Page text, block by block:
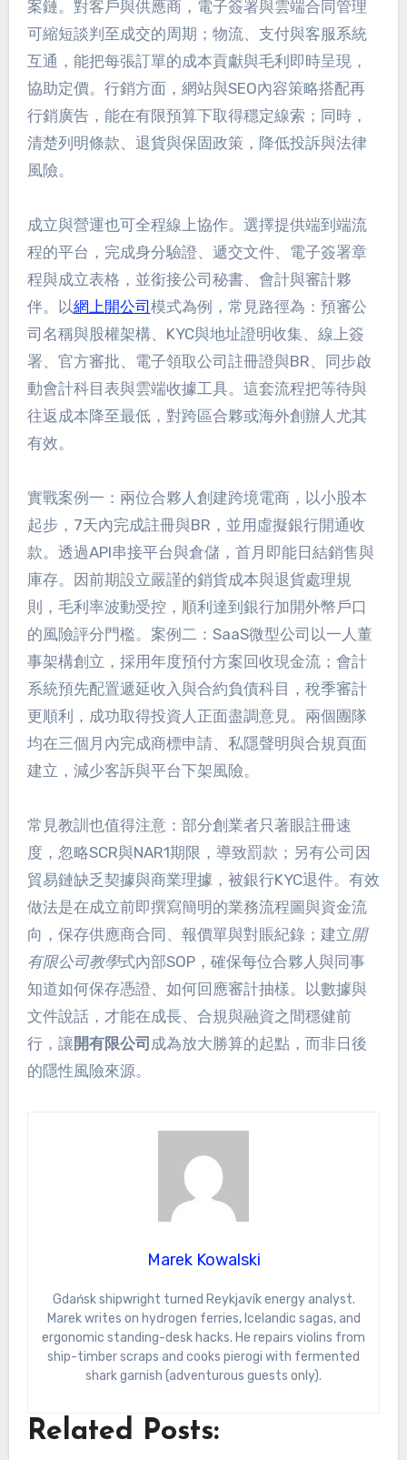
案鏈。對客戶與供應商，電子簽署與雲端合同管理
可縮短談判至成交的周期；物流、支付與客服系統
互通，能把每張訂單的成本貢獻與毛利即時呈現，
協助定價。行銷方面，網站與SEO內容策略搭配再
行銷廣告，能在有限預算下取得穩定線索；同時，
清楚列明條款、退貨與保固政策，降低投訴與法律
風險。
成立與營運也可全程線上協作。選擇提供端到端流
程的平台，完成身分驗證、遞交文件、電子簽署章
程與成立表格，並銜接公司秘書、會計與審計夥
伴。以網上開公司 模式為例，常見路徑為：預審公
司名稱與股權架構、KYC與地址證明收集、線上簽
署、官方審批、電子領取公司註冊證與BR、同步啟
動會計科目表與雲端收據工具。這套流程把等待與
往返成本降至最低，對跨區合夥或海外創辦人尤其
有效。
實戰案例一：兩位合夥人創建跨境電商，以小股本
起步，7天內完成註冊與BR，並用虛擬銀行開通收
款。透過API串接平台與倉儲，首月即能日結銷售與
庫存。因前期設立嚴謹的銷貨成本與退貨處理規
則，毛利率波動受控，順利達到銀行加開外幣戶口
的風險評分門檻。案例二：SaaS微型公司以一人董
事架構創立，採用年度預付方案回收現金流；會計
系統預先配置遞延收入與合約負債科目，稅季審計
更順利，成功取得投資人正面盡調意見。兩個團隊
均在三個月內完成商標申請、私隱聲明與合規頁面
建立，減少客訴與平台下架風險。
常見教訓也值得注意：部分創業者只著眼註冊速
度，忽略SCR與NAR1期限，導致罰款；另有公司因
貿易鏈缺乏契據與商業理據，被銀行KYC退件。有效
做法是在成立前即撰寫簡明的業務流程圖與資金流
向，保存供應商合同、報價單與對賬紀錄；建立開
有限公司教學式內部SOP，確保每位合夥人與同事
知道如何保存憑證、如何回應審計抽樣。以數據與
文件說話，才能在成長、合規與融資之間穩健前
行，讓 開有限公司 成為放大勝算的起點，而非日後
的隱性風險來源。
Marek Kowalski
Gdańsk shipwright turned Reykjavík energy analyst.
Marek writes on hydrogen ferries, Icelandic sagas, and
ergonomic standing-desk hacks. He repairs violins from
ship-timber scraps and cooks pierogi with fermented
shark garnish (adventurous guests only).
Related Posts: